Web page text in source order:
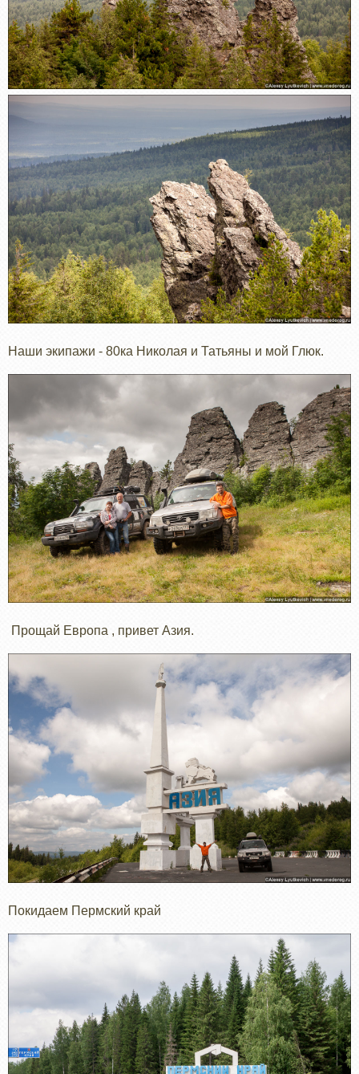
Наши экипажи - 80ка Николая и Татьяны и мой Глюк.
Прощай Европа , привет Азия.
Покидаем Пермский край